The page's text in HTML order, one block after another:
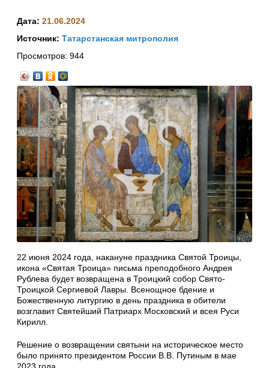
Дата: 21.06.2024
Источник: Татарстанская митрополия
Просмотров: 944
22 июня 2024 года, накануне праздника Святой Троицы,
икона «Святая Троица» письма преподобного Андрея
Рублева будет возвращена в Троицкий собор Свято-
Троицкой Сергиевой Лавры. Всенощное бдение и
Божественную литургию в день праздника в обители
возглавит Святейший Патриарх Московский и всея Руси
Кирилл.
Решение о возвращении святыни на историческое место
было принято президентом России В.В. Путиным в мае
2023 года.